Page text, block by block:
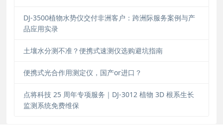
DJ-3500植物水势仪交付非洲客户：跨洲际服务案例与产
品应用实录
土壤水分测不准？便携式速测仪选购避坑指南
便携式光合作用测定仪，国产or进口？
点将科技 25 周年专项服务｜DJ-3012 植物 3D 根系生长
监测系统免费维保